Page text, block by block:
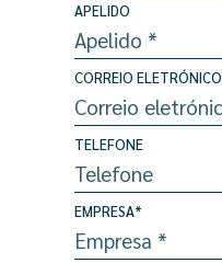
APELIDO
CORREIO ELETRÓNICO
TELEFONE
EMPRESA*